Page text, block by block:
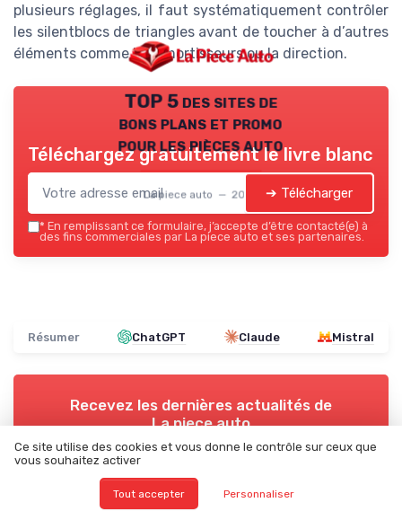
plusieurs réglages, il faut systématiquement contrôler
les silentblocs de triangles avant de toucher à d’autres
éléments comme les amortisseurs ou la direction.
TOP 5 des sites de
bons plans et promo
pour les pièces auto
La piece auto — 2026
Téléchargez gratuitement le livre blanc
➔ Télécharger
* En remplissant ce formulaire, j’accepte d’être contacté(e) à
des fins commerciales par La piece auto et ses partenaires.
Résumer ChatGPT Claude Mistral
Recevez les dernières actualités de
La piece auto
En remplissant ce formulaire, j’accepte d’être contacté(e) à
des fins commerciales par La piece auto et ses partenaires.
Ce site utilise des cookies et vous donne le contrôle sur ceux que
vous souhaitez activer
Tout accepter Personnaliser